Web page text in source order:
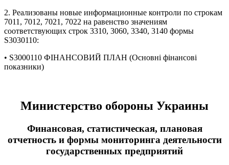
2. Реализованы новые информационные контроли по строкам
7011, 7012, 7021, 7022 на равенство значениям
соответствующих строк 3310, 3060, 3340, 3140 формы
S3030110:
• S3000110 ФІНАНСОВИЙ ПЛАН (Основні фінансові
показники)
Министерство обороны Украины
Финансовая, статистическая, плановая
отчетность и формы мониторинга деятельности
государственных предприятий